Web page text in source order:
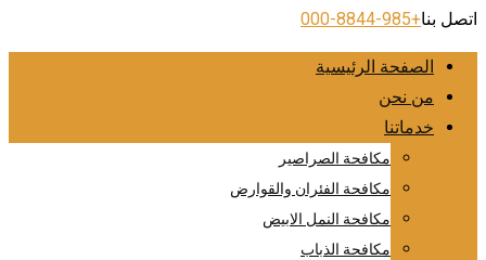
اتصل بنا+985-8844-000
الصفحة الرئيسية
من نحن
خدماتنا
مكافحة الصراصير
مكافحة الفئران والقوارض
مكافحة النمل الابيض
مكافحة الذباب